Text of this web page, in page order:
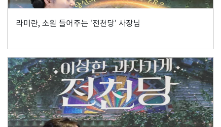
라미란, 소원 들어주는 '전천당' 사장님